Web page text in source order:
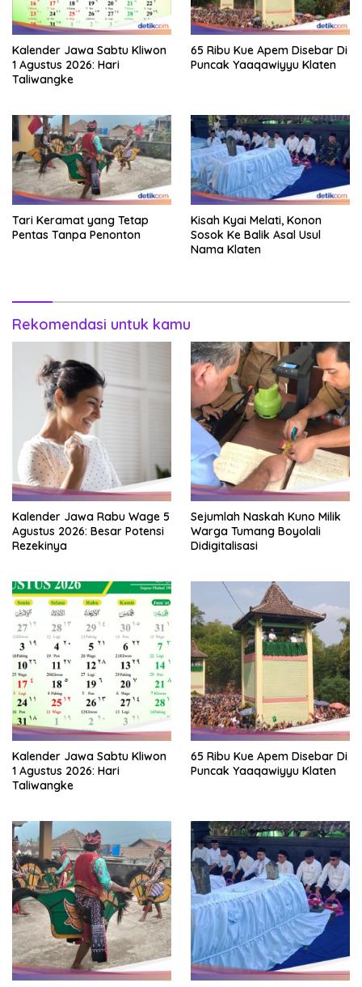
Kalender Jawa Sabtu Kliwon
1 Agustus 2026: Hari
Taliwangke
65 Ribu Kue Apem Disebar Di
Puncak Yaaqawiyyu Klaten
Tari Keramat yang Tetap
Pentas Tanpa Penonton
Kisah Kyai Melati, Konon
Sosok Ke Balik Asal Usul
Nama Klaten
Rekomendasi untuk kamu
Kalender Jawa Rabu Wage 5
Agustus 2026: Besar Potensi
Rezekinya
Sejumlah Naskah Kuno Milik
Warga Tumang Boyolali
Didigitalisasi
Kalender Jawa Sabtu Kliwon
1 Agustus 2026: Hari
Taliwangke
65 Ribu Kue Apem Disebar Di
Puncak Yaaqawiyyu Klaten